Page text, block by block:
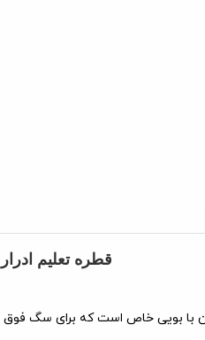
قطره تعلیم
با بویی خاص است که برای سگ فوق